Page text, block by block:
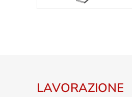
LAVORAZIONE